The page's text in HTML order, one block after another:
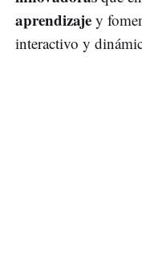
aprendizaje y
interactivo y